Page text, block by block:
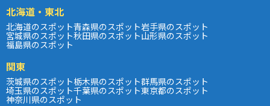
北海道・東北
北海道のスポット青森県のスポット岩手県のスポット
宮城県のスポット秋田県のスポット山形県のスポット
福島県のスポット
関東
茨城県のスポット栃木県のスポット群馬県のスポット
埼玉県のスポット千葉県のスポット東京都のスポット
神奈川県のスポット